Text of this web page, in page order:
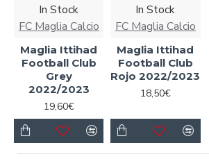
In Stock
FC Maglia Calcio
Maglia Ittihad
Football Club
Grey
2022/2023
19,60€
In Stock
FC Maglia Calcio
Maglia Ittihad
Football Club
Rojo 2022/2023
18,50€